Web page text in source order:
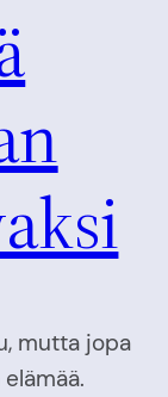
mutta jopa